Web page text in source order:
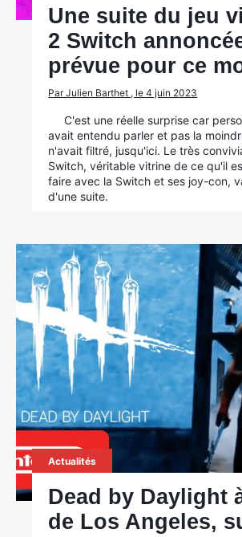
Une suite du jeu
2 Switch
prévue pour ce
Par Julien Barthet , le 4 juin 2023
C'est une réelle surprise car
avait entendu parler et pas la
n'avait filtré, jusqu'ici. Le très
Switch, véritable vitrine de ce qu'il
faire avec la Switch et ses joy-con,
d'une suite.
Actualités
Dead by Daylight
de Los Angeles,